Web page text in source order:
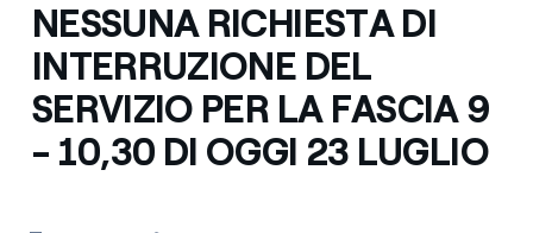
NESSUNA RICHIESTA DI
INTERRUZIONE DEL
SERVIZIO PER LA FASCIA 9
- 10,30 DI OGGI 23 LUGLIO